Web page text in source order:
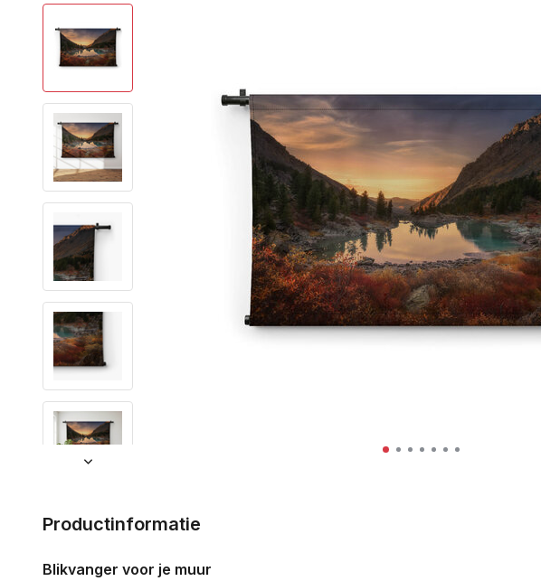
Productinformatie
Blikvanger voor je muur